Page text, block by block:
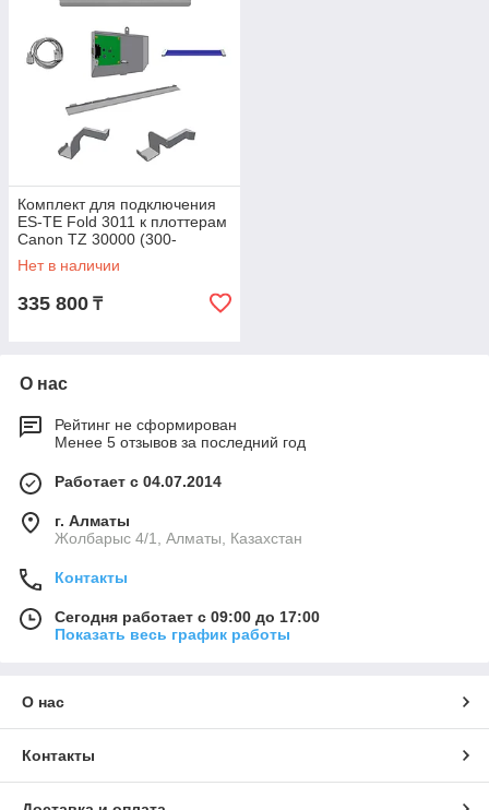
Комплект для подключения
ES-TE Fold 3011 к плоттерам
Canon TZ 30000 (300-
410114)
Нет в наличии
335 800 ₸
О нас
Рейтинг не сформирован
Менее 5 отзывов за последний год
Работает с 04.07.2014
г. Алматы
Жолбарыс 4/1, Алматы, Казахстан
Контакты
Сегодня работает с 09:00 до 17:00
Показать весь график работы
О нас
Контакты